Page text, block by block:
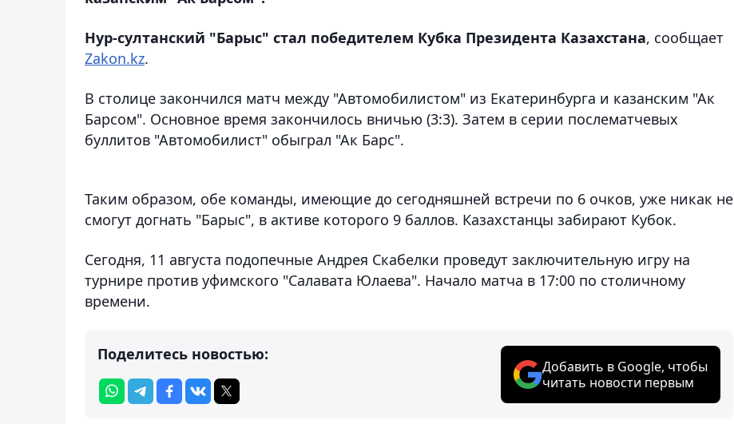
Нур-султанский "Барыс" стал победителем Кубка Президента Казахстана, сообщает
Zakon.kz.
В столице закончился матч между "Автомобилистом" из Екатеринбурга и казанским "Ак
Барсом". Основное время закончилось вничью (3:3). Затем в серии послематчевых
буллитов "Автомобилист" обыграл "Ак Барс".
Таким образом, обе команды, имеющие до сегодняшней встречи по 6 очков, уже никак не
смогут догнать "Барыс", в активе которого 9 баллов. Казахстанцы забирают Кубок.
Сегодня, 11 августа подопечные Андрея Скабелки проведут заключительную игру на
турнире против уфимского "Салавата Юлаева". Начало матча в 17:00 по столичному
времени.
Поделитесь новостью:
Добавить в Google, чтобы
читать новости первым